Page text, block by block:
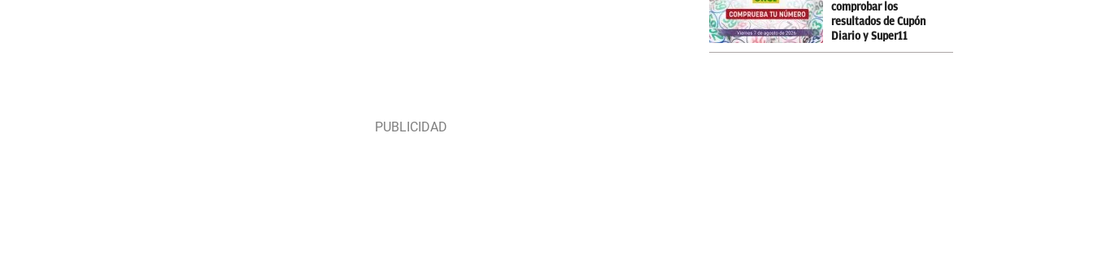
comprobar los
resultados de Cupón
Diario y Super11